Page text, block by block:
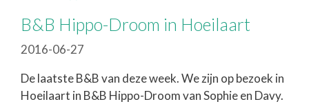
B&B Hippo-Droom in Hoeilaart
2016-06-27
De laatste B&B van deze week. We zijn op bezoek in
Hoeilaart in B&B Hippo-Droom van Sophie en Davy.